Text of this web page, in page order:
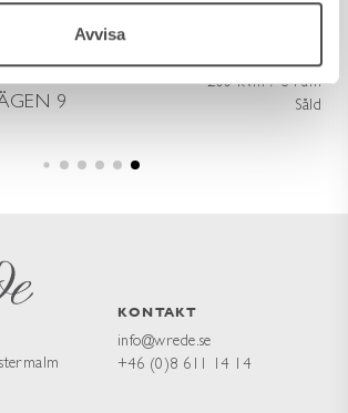
Avvisa
9
200 kvm / 8 rum
Såld
KONTAKT
info@wrede.se
+46 (0)8 611 14 14